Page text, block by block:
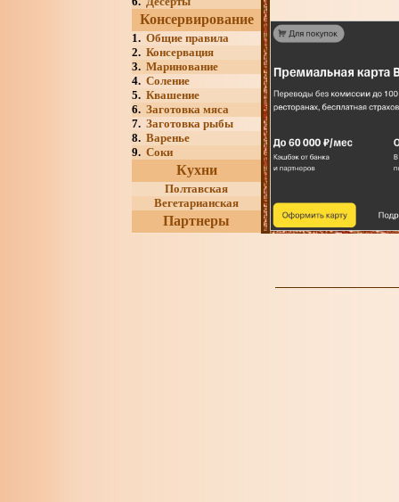
Консервирование
1. Общие правила
2. Консервация
3. Маринование
4. Соление
5. Квашение
6. Заготовка мяса
7. Заготовка рыбы
8. Варенье
9. Соки
Кухни
Полтавская
Вегетарианская
Партнеры